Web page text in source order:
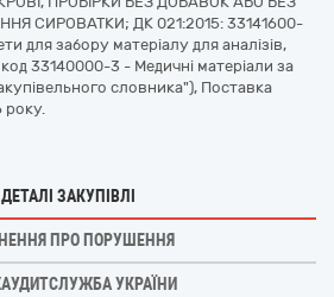
СИРОВАТКИ; ДК 021:2015: 33141600-
для забору матеріалу для аналізів,
33140000-3 - Медичні матеріали за
словника"), Поставка
року.
ДЕТАЛІ ЗАКУПІВЛІ
ПРО ПОРУШЕННЯ
УКРАЇНИ